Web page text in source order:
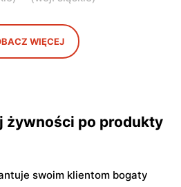
Wincentów 9A
WIĘCEJ
żywności po produkty
swoim klientom bogaty